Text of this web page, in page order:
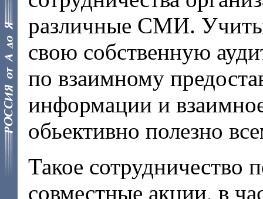
различные СМИ.
свою собственную
по взаимному
информации и
обьективно полезно
Такое сотрудничество
совместные акции, в